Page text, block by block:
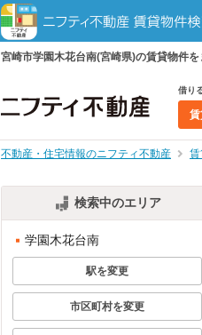
宮崎市学園木花台南(宮崎県)の賃貸物件
借り
不動産・住宅情報のニフティ不動産
検索中のエリア
学園木花台南
駅を変更
市区町村を変更